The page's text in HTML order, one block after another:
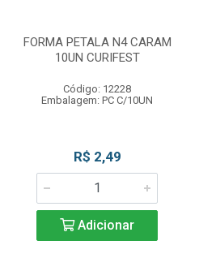
FORMA PETALA N4 CARAM
10UN CURIFEST
Código: 12228
Embalagem: PC C/10UN
R$ 2,49
Adicionar